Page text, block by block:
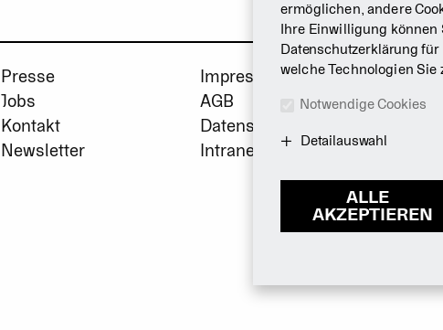
Presse
Jobs
Kontakt
Newsletter
Impressum
AGB
Datenschutz
Intranet
ermöglichen, andere
Ihre Einwilligung
Datenschutzerklärung für
welche Technologien Sie
Notwendige Cookies
Detailauswahl
ALLE
AKZEPTIEREN